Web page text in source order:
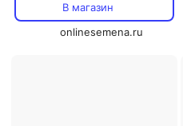
В магазин
onlinesemena.ru